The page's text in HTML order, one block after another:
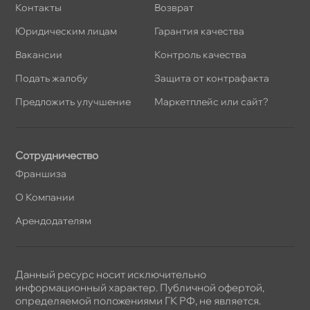
Контакты
Юридическим лицам
акансии
Подать жалобу
Предложить улучшение
озврат
Гарантия качества
Контроль качества
Защита от контрафакта
Маркетплейс или сайт?
Сотрудничество
Франшиза
О Компании
Арендодателям
Данный ресурс носит исключительно
информационный характер. Публичной офертой,
определяемой положениями ГК РФ, не является.